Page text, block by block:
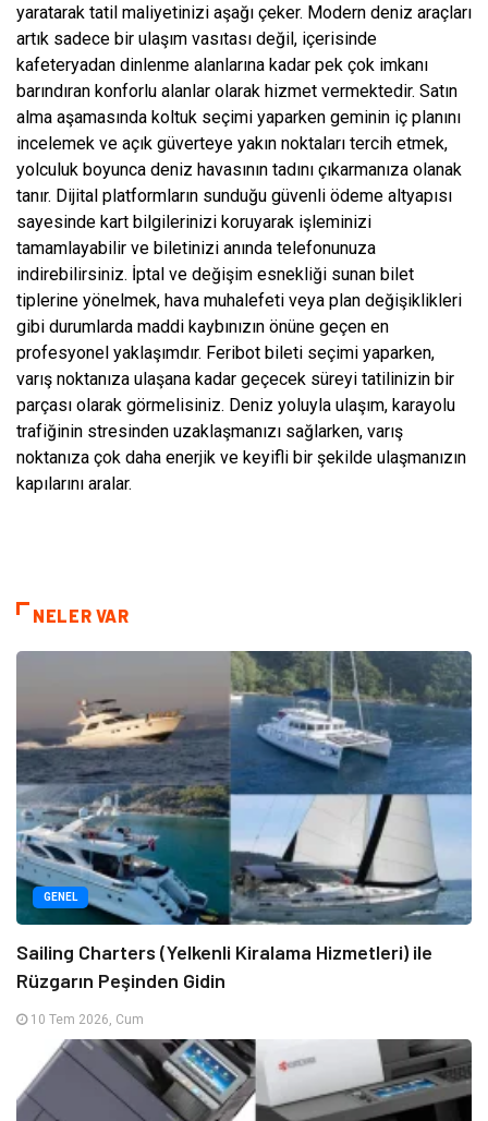
yaratarak tatil maliyetinizi aşağı çeker. Modern deniz araçları
artık sadece bir ulaşım vasıtası değil, içerisinde
kafeteryadan dinlenme alanlarına kadar pek çok imkanı
barındıran konforlu alanlar olarak hizmet vermektedir. Satın
alma aşamasında koltuk seçimi yaparken geminin iç planını
incelemek ve açık güverteye yakın noktaları tercih etmek,
yolculuk boyunca deniz havasının tadını çıkarmanıza olanak
tanır. Dijital platformların sunduğu güvenli ödeme altyapısı
sayesinde kart bilgilerinizi koruyarak işleminizi
tamamlayabilir ve biletinizi anında telefonunuza
indirebilirsiniz. İptal ve değişim esnekliği sunan bilet
tiplerine yönelmek, hava muhalefeti veya plan değişiklikleri
gibi durumlarda maddi kaybınızın önüne geçen en
profesyonel yaklaşımdır. Feribot bileti seçimi yaparken,
varış noktanıza ulaşana kadar geçecek süreyi tatilinizin bir
parçası olarak görmelisiniz. Deniz yoluyla ulaşım, karayolu
trafiğinin stresinden uzaklaşmanızı sağlarken, varış
noktanıza çok daha enerjik ve keyifli bir şekilde ulaşmanızın
kapılarını aralar.
NELER VAR
GENEL
Sailing Charters (Yelkenli Kiralama Hizmetleri) ile
Rüzgarın Peşinden Gidin
10 Tem 2026, Cum